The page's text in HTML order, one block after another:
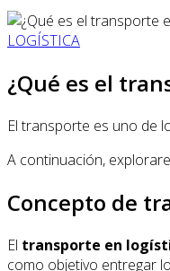
LOGÍSTICA
¿Qué es el
El transporte es uno de
A continuación,
Concepto de
El transporte en
como objetivo entregar